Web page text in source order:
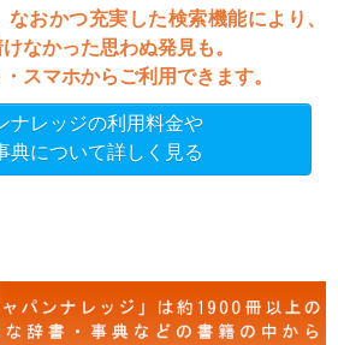
おかつ充実した検索機能により、
なかった思わぬ発見も。
スマホからご利用できます。
ナレッジの利用料金や
典について詳しく見る